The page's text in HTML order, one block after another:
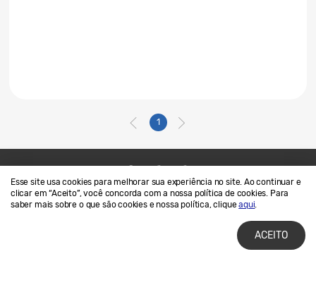
Esse site usa cookies para melhorar sua experiência no site. Ao continuar e
clicar em “Aceito”, você concorda com a nossa política de cookies. Para
saber mais sobre o que são cookies e nossa política, cliqueaqui.
ACEITO
1
Contato
SAMSUNG.COM
Termos de Uso
Privacidade e Cookies